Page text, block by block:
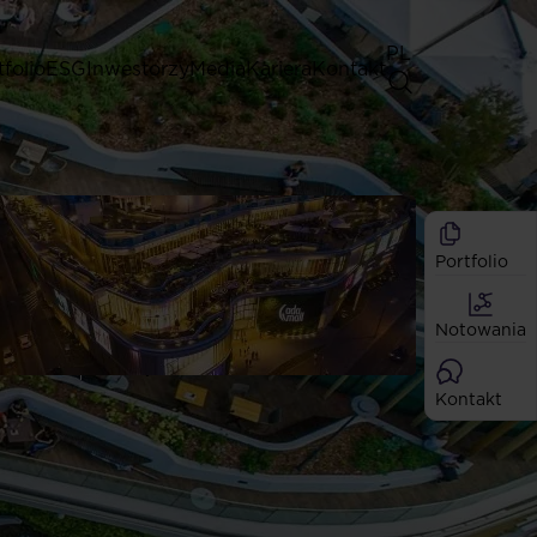
ESG Inwestorzy
Walne Zgromadzenia
Zasady dobrych praktyk
Akcjonariat
Analitycy
Dywidendy
Akcje
Emisje
MediaKariera Kontakt
PL
Portfolio
Notowania
Kontakt